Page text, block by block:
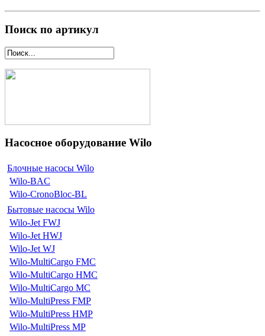
Поиск по артикул
Насосное оборудование Wilo
Блочные насосы Wilo
Wilo-BAC
Wilo-CronoBloc-BL
Бытовые насосы Wilo
Wilo-Jet FWJ
Wilo-Jet HWJ
Wilo-Jet WJ
Wilo-MultiCargo FMC
Wilo-MultiCargo HMC
Wilo-MultiCargo MC
Wilo-MultiPress FMP
Wilo-MultiPress HMP
Wilo-MultiPress MP